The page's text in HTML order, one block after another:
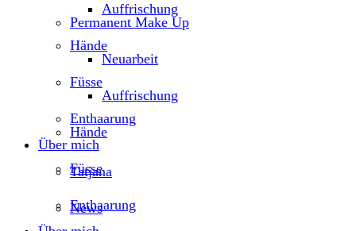
Auffrischung
Hände
Füsse
Enthaarung
Über mich
Tatjana
News
Permanent Make Up
Neuarbeit
Auffrischung
Hände
Füsse
Enthaarung